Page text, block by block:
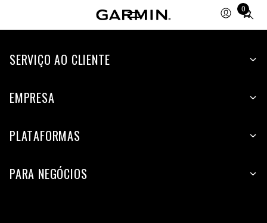
0
Total
items
cart:
SERVIÇO AO CLIENTE
EMPRESA
PLATAFORMAS
PARA NEGÓCIOS